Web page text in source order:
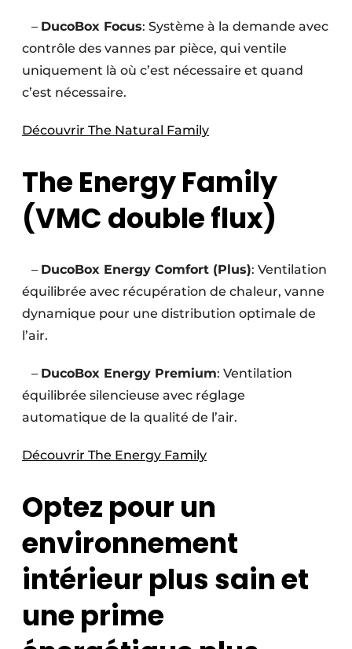
– DucoBox Focus: Système à la demande avec
contrôle des vannes par pièce, qui ventile
uniquement là où c’est nécessaire et quand
c’est nécessaire.
Découvrir The Natural Family
The Energy Family
(VMC double flux)
– DucoBox Energy Comfort (Plus): Ventilation
équilibrée avec récupération de chaleur, vanne
dynamique pour une distribution optimale de
l’air.
– DucoBox Energy Premium: Ventilation
équilibrée silencieuse avec réglage
automatique de la qualité de l’air.
Découvrir The Energy Family
Optez pour un
environnement
intérieur plus sain et
une prime